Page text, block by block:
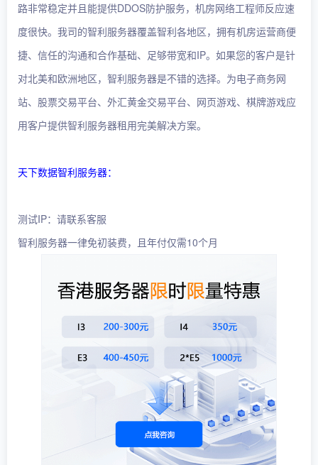
路非常稳定并且能提供DDOS防护服务，机房网络工程师反应速
度很快。我司的智利服务器覆盖智利各地区，拥有机房运营商便
捷、信任的沟通和合作基础、足够带宽和IP。如果您的客户是针
对北美和欧洲地区，智利服务器是不错的选择。为电子商务网
站、股票交易平台、外汇黄金交易平台、网页游戏、棋牌游戏应
用客户提供智利服务器租用完美解决方案。
天下数据智利服务器：
测试IP：请联系客服
智利服务器一律免初装费，且年付仅需10个月